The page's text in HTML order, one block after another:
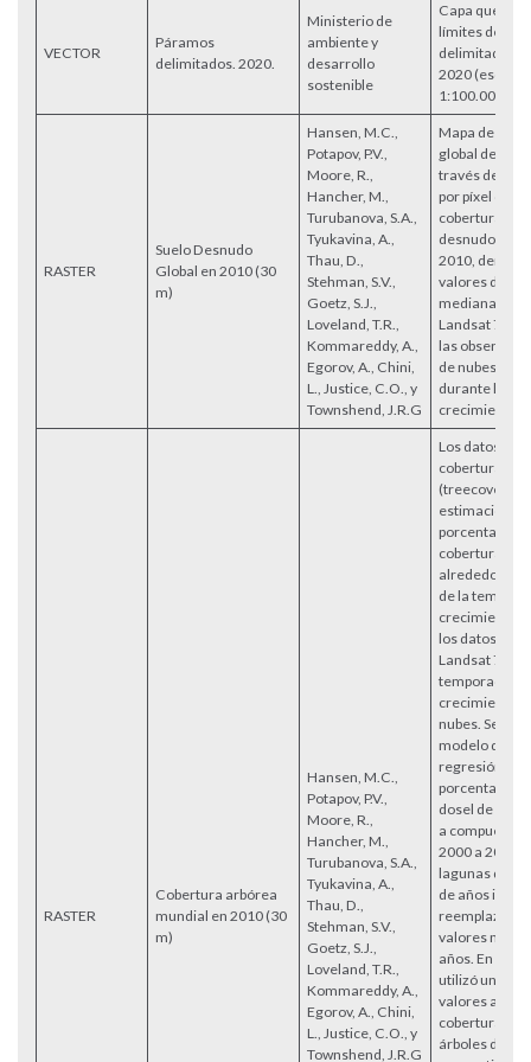
VECTOR
Páramos
delimitados. 2020.
Ministerio de
ambiente y
desarrollo
sostenible
Capa que
límites de los
delimitados a
2020
1:100.000).
RASTER
Suelo Desnudo
Global en 2010 (30
m)
Hansen, M.C.,
Potapov, P.V.,
Moore, R.,
Hancher, M.,
Turubanova, S.A.,
Tyukavina, A.,
Thau, D.,
Stehman, S.V.,
Goetz, S.J.,
Loveland, T.R.,
Kommareddy, A.,
Egorov, A., Chini,
L., Justice, C.O., y
Townshend, J.R.G
Mapa de la
global de
través de
por píxel del
cobertura de
desnudo
2010,
valores de
mediana por
Landsat 7
las
de nubes/
durante la
crecimiento.
RASTER
Cobertura arbórea
mundial en 2010 (30
m)
Hansen, M.C.,
Potapov, P.V.,
Moore, R.,
Hancher, M.,
Turubanova, S.A.,
Tyukavina, A.,
Thau, D.,
Stehman, S.V.,
Goetz, S.J.,
Loveland, T.R.,
Kommareddy, A.,
Egorov, A., Chini,
L., Justice, C.O., y
Townshend, J.R.G
Los datos
cobertura de
estimaciones
porcentaje
cobertura de
alrededor de
de la
crecimiento)
los datos
Landsat 7
temporada de
crecimiento
nubes. Se
modelo de
regresión
porcentaje de
dosel de
a
2000 a 2012
lagunas de
de años
valores
años. En
utilizó una
valores
cobertura de
árboles de